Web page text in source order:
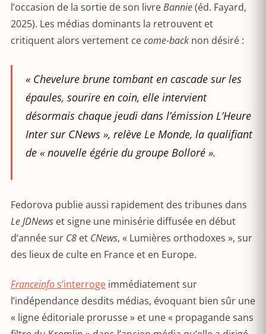
l’occasion de la sortie de son livreBannie(éd. Fayard,
2025). Les médias dominants la retrouvent et
critiquent alors vertement cecome-back non désiré :
« Chevelure brune tombant en cascade sur les
épaules, sourire en coin, elle intervient
désormais chaque jeudi dans l’émission L’Heure
Inter sur CNews », relève Le Monde, la qualifiant
de « nouvelle égérie du groupe Bolloré ».
Fedorova publie aussi rapidement des tribunes dans
Le JDNews et signe une minisérie diffusée en début
d’année sur C8 et CNews, « Lumières orthodoxes », sur
des lieux de culte en France et en Europe.
Franceinfos’interroge immédiatement sur
l’indépendance desdits médias, évoquant bien sûr une
« ligne éditoriale prorusse » et une « propagande sans